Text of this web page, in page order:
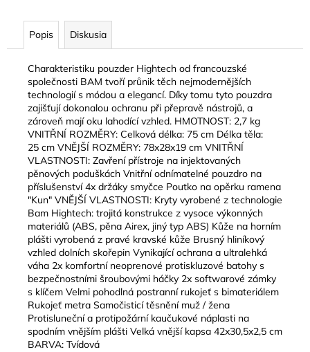
Popis Diskusia
Charakteristiku pouzder Hightech od francouzské
společnosti BAM tvoří průnik těch nejmodernějších
technologií s módou a elegancí. Díky tomu tyto pouzdra
zajišťují dokonalou ochranu při přepravě nástrojů, a
zároveň mají oku lahodící vzhled. HMOTNOST: 2,7 kg
VNITŘNÍ ROZMĚRY: Celková délka: 75 cm Délka těla:
25 cm VNĚJŠÍ ROZMĚRY: 78x28x19 cm VNITŘNÍ
VLASTNOSTI: Zavření přístroje na injektovaných
pěnových poduškách Vnitřní odnímatelné pouzdro na
příslušenství 4x držáky smyčce Poutko na opěrku ramena
"Kun" VNĚJŠÍ VLASTNOSTI: Kryty vyrobené z technologie
Bam Hightech: trojitá konstrukce z vysoce výkonných
materiálů (ABS, pěna Airex, jiný typ ABS) Kůže na horním
plášti vyrobená z pravé kravské kůže Brusný hliníkový
vzhled dolních skořepin Vynikající ochrana a ultralehká
váha 2x komfortní neoprenové protiskluzové batohy s
bezpečnostními šroubovými háčky 2x softwarové zámky
s klíčem Velmi pohodlná postranní rukojeť s bimateriálem
Rukojeť metra Samočisticí těsnění muž / žena
Protisluneční a protipožární kaučukové náplasti na
spodním vnějším plášti Velká vnější kapsa 42x30,5x2,5 cm
BARVA: Tvídová